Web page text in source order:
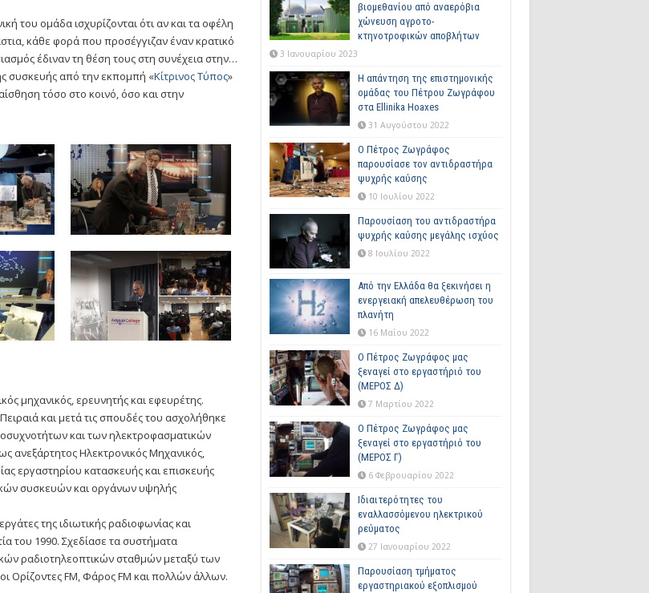
του ομάδα ισχυρίζονται ότι αν και τα οφέλη
κάθε φορά που προσέγγιζαν έναν κρατικό
έδιναν τη θέση τους στη συνέχεια στην…
συσκευής από την εκπομπή «Κίτρινος Τύπος»
τόσο στο κοινό, όσο και στην
μηχανικός, ερευνητής και εφευρέτης.
και μετά τις σπουδές του ασχολήθηκε
και των ηλεκτροφασματικών
ανεξάρτητος Ηλεκτρονικός Μηχανικός,
εργαστηρίου κατασκευής και επισκευής
συσκευών και οργάνων υψηλής
της ιδιωτικής ραδιοφωνίας και
του 1990. Σχεδίασε τα συστήματα
ραδιοτηλεοπτικών σταθμών μεταξύ των
Ορίζοντες FM, Φάρος FM και πολλών άλλων.
βιομεθανίου από αναερόβια
χώνευση αγροτο-
κτηνοτροφικών αποβλήτων
3 Ιανουαρίου 2023
Η απάντηση της επιστημονικής
ομάδας του Πέτρου Ζωγράφου
στα Ellinika Hoaxes
31 Αυγούστου 2022
Ο Πέτρος Ζωγράφος
παρουσίασε τον αντιδραστήρα
ψυχρής καύσης
10 Ιουλίου 2022
Παρουσίαση του αντιδραστήρα
ψυχρής καύσης μεγάλης ισχύος
8 Ιουλίου 2022
Από την Ελλάδα θα ξεκινήσει η
ενεργειακή απελευθέρωση του
πλανήτη
16 Μαΐου 2022
Ο Πέτρος Ζωγράφος μας
ξεναγεί στο εργαστήριό του
(ΜΕΡΟΣ Δ)
7 Μαρτίου 2022
Ο Πέτρος Ζωγράφος μας
ξεναγεί στο εργαστήριό του
(ΜΕΡΟΣ Γ)
6 Φεβρουαρίου 2022
Ιδιαιτερότητες του
εναλλασσόμενου ηλεκτρικού
ρεύματος
27 Ιανουαρίου 2022
Παρουσίαση τμήματος
εργαστηριακού εξοπλισμού